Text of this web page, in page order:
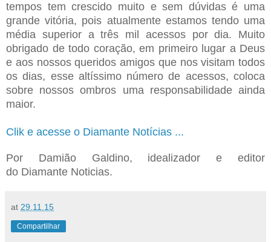
tempos tem crescido muito e sem dúvidas é uma
grande vitória, pois atualmente estamos tendo uma
média superior a três mil acessos por dia. Muito
obrigado de todo coração, em primeiro lugar a Deus
e aos nossos queridos amigos que nos visitam todos
os dias, esse altíssimo número de acessos, coloca
sobre nossos ombros uma responsabilidade ainda
maior.
Clik e acesse o Diamante Notícias ...
Por Damião Galdino, idealizador e editor
do Diamante Noticias.
at 29.11.15
Compartilhar